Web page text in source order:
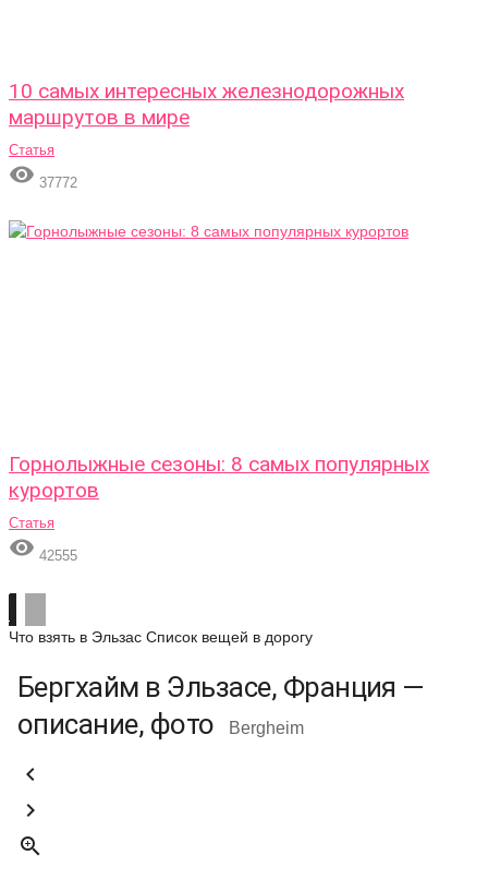
10 самых интересных железнодорожных
маршрутов в мире
Статья
 37772
Горнолыжные сезоны: 8 самых популярных
курортов
Статья
 42555
Что взять в Эльзас Список вещей в дорогу
Бергхайм в Эльзасе, Франция —
описание, фото
Bergheim


